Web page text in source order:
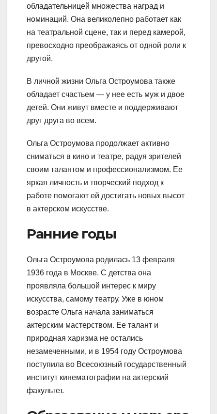
обладательницей множества наград и
номинаций. Она великолепно работает как
на театральной сцене, так и перед камерой,
превосходно преображаясь от одной роли к
другой.
В личной жизни Ольга Остроумова также
обладает счастьем — у нее есть муж и двое
детей. Они живут вместе и поддерживают
друг друга во всем.
Ольга Остроумова продолжает активно
сниматься в кино и театре, радуя зрителей
своим талантом и профессионализмом. Ее
яркая личность и творческий подход к
работе помогают ей достигать новых высот
в актерском искусстве.
Ранние годы
Ольга Остроумова родилась 13 февраля
1936 года в Москве. С детства она
проявляла большой интерес к миру
искусства, самому театру. Уже в юном
возрасте Ольга начала заниматься
актерским мастерством. Ее талант и
природная харизма не остались
незамеченными, и в 1954 году Остроумова
поступила во Всесоюзный государственный
институт кинематографии на актерский
факультет.